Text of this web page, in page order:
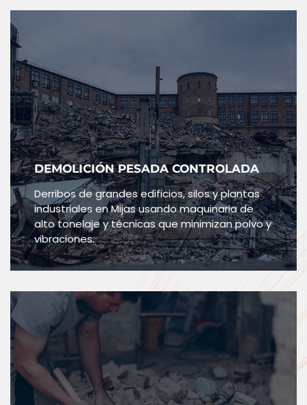
DEMOLICIÓN PESADA CONTROLADA
Derribos de grandes edificios, silos y plantas
industriales en Mijas usando maquinaria de
alto tonelaje y técnicas que minimizan polvo y
vibraciones.